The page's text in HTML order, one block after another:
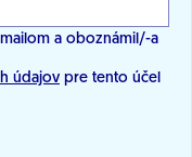
a oboznámil/-a
údajov pre tento účel